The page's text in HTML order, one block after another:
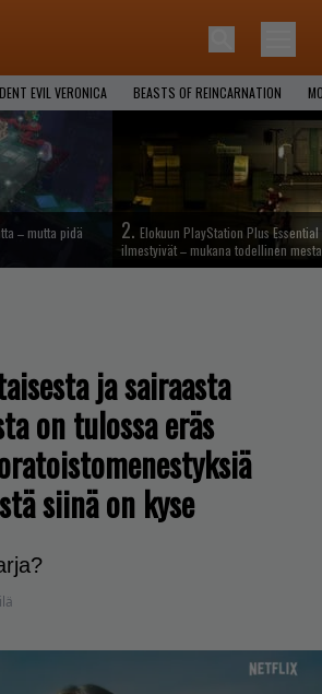
EVIL VERONICA BEASTS OF REINCARNATION
– mutta pidä
2. Elokuun PlayStation Plus
ilmestyivät – mukana todellinen
ja sairaasta
on tulossa eräs
siinä on kyse